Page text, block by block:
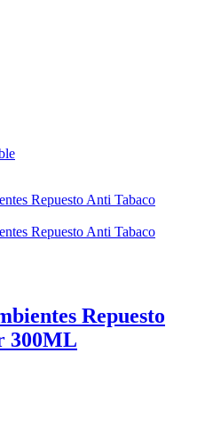
Repuesto
300ML